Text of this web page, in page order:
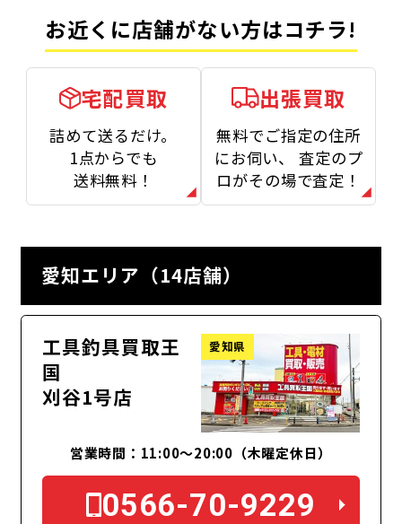
お近くに店舗がない方はコチラ!
宅配買取
詰めて送るだけ。
1点からでも
送料無料！
出張買取
無料でご指定の住所
にお伺い、
査定のプ
ロがその場で査定！
愛知エリア（14店舗）
工具釣具買取王
国
刈谷1号店
愛知県
営業時間：11:00～20:00（木曜定休日）
0566-70-9229